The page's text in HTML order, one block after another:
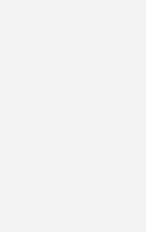
an Dr. Björn
Bissingen, und
Wissenschaften